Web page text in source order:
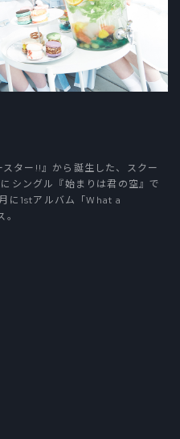
ター!!』から誕生した、スクー
シングル『始まりは君の空』で
に1stアルバム「What a